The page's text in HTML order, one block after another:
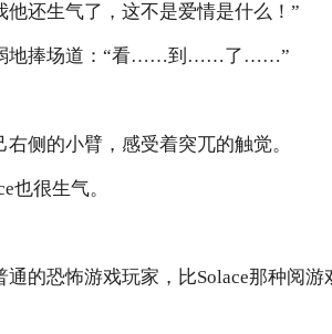
还生气了，这不是爱情是什么！”
弱地捧场道：“看……到……了……”
侧的小臂，感受着突兀的触觉。
也很生气。
的恐怖游戏玩家，比Solace那种阅游